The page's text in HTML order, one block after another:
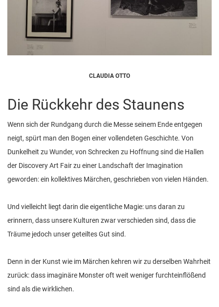
CLAUDIA OTTO
Die Rückkehr des Staunens
Wenn sich der Rundgang durch die Messe seinem Ende entgegen
neigt, spürt man den Bogen einer vollendeten Geschichte. Von
Dunkelheit zu Wunder, von Schrecken zu Hoffnung sind die Hallen
der Discovery Art Fair zu einer Landschaft der Imagination
geworden: ein kollektives Märchen, geschrieben von vielen Händen.
Und vielleicht liegt darin die eigentliche Magie: uns daran zu
erinnern, dass unsere Kulturen zwar verschieden sind, dass die
Träume jedoch unser geteiltes Gut sind.
Denn in der Kunst wie im Märchen kehren wir zu derselben Wahrheit
zurück: dass imaginäre Monster oft weit weniger furchteinflößend
sind als die wirklichen.